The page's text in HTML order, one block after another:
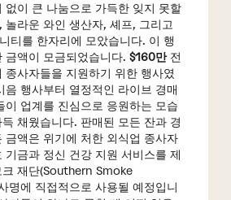
없이 큰 나눔으로 가득한 잊지 못할
놀라운 와인 생산자, 셰프, 그리고
티를 한자리에 모았습니다. 이 행
금액이 모금되었습니다. $160만전
종사자들을 지원하기 위한 행사였
음 행사부터 열정적인 라이브 경매
이 업계를 진심으로 응원하는 모습
채웠습니다. 판매된 모든 잔과 경
금액은 위기에 처한 외식업 종사자
기금과 정신 건강 지원 서비스를 제
크 재단(Southern Smoke
명에 직접적으로 사용될 예정입니